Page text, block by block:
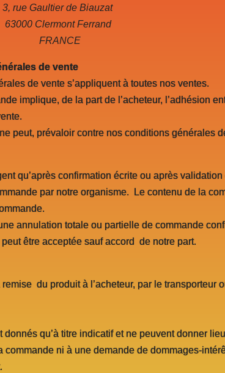
3, rue Gaultier de Biauzat
Ferrand
de vente
de vente s’appliquent à toutes nos ventes.
implique, de la part de l’acheteur, l’adhésion
peut, prévaloir contre nos conditions générales
qu’après confirmation écrite ou après
par notre organisme. Le contenu de la
annulation totale ou partielle de commande
être acceptée sauf accord de notre part.
du produit à l’acheteur, par le transporteur
qu’à titre indicatif et ne peuvent donner
commande ni à une demande de dommages-